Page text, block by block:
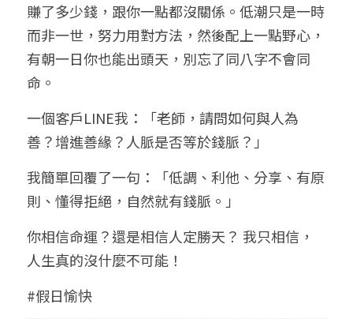
五行八字線上班
賺了多少錢，跟你一點都沒關係。低潮只是一時
而非一世，努力用對方法，然後配上一點野心，
有朝一日你也能出頭天，別忘了同八字不會同
命。
一個客戶LINE我：「老師，請問如何與人為
善？增進善緣？人脈是否等於錢脈？」
我簡單回覆了一句：「低調、利他、分享、有原
則、懂得拒絕，自然就有錢脈。」
你相信命運？還是相信人定勝天？ 我只相信，
人生真的沒什麼不可能！
#假日愉快